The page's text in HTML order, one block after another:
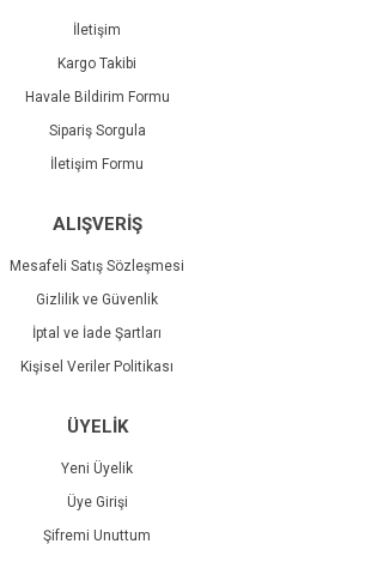
İletişim
Kargo Takibi
Havale Bildirim Formu
Sipariş Sorgula
İletişim Formu
ALIŞVERİŞ
Mesafeli Satış Sözleşmesi
Gizlilik ve Güvenlik
İptal ve İade Şartları
Kişisel Veriler Politikası
ÜYELİK
Yeni Üyelik
Üye Girişi
Şifremi Unuttum